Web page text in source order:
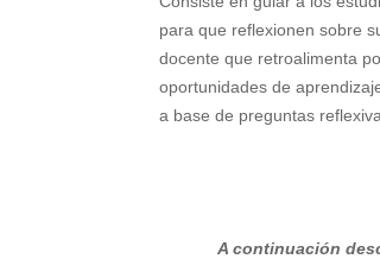
para que reflexionen sobre
docente que retroalimenta
oportunidades de
a base de preguntas
A continuación